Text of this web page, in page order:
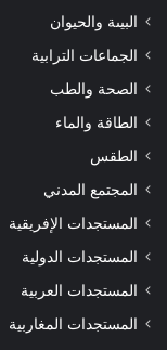
البيىة والحيوان
الجماعات الترابية
الصحة والطب
الطاقة والماء
الطقس
المجتمع المدني
المستجدات الإفريقية
المستجدات الدولية
المستجدات العربية
المستجدات المغاربية